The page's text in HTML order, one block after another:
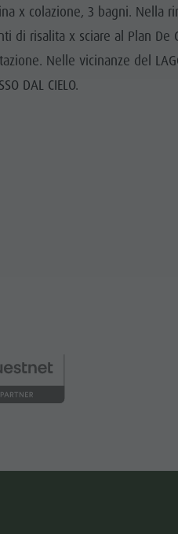
x colazione, 3 bagni. Nella
di risalita x sciare al Plan De
Nelle vicinanze del LAGO
DAL CIELO.